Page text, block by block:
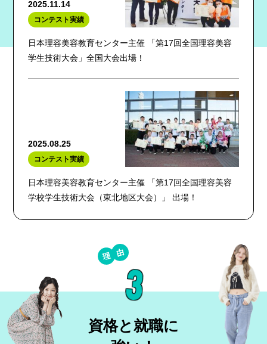
2025.11.14
コンテスト実績
日本理容美容教育センター主催 「第17回全国理容美容
学生技術大会」全国大会出場！
2025.08.25
コンテスト実績
日本理容美容教育センター主催 「第17回全国理容美容
学校学生技術大会（東北地区大会）」 出場！
3
資格と就職に